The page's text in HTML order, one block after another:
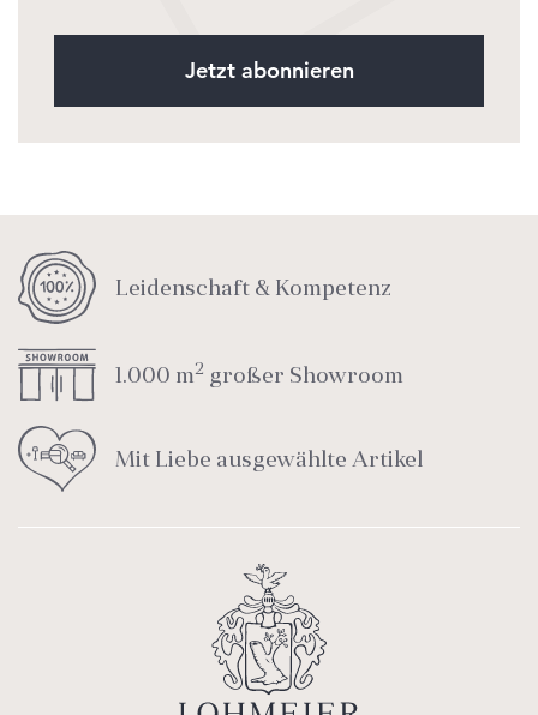
Jetzt abonnieren
Leidenschaft & Kompetenz
1.000 m2 großer Showroom
Mit Liebe ausgewählte Artikel